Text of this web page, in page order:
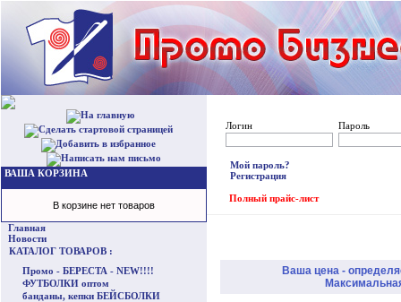
ВАША КОРЗИНА
В корзине нет товаров
Главная
Новости
КАТАЛОГ ТОВАРОВ :
Промо - БЕРЕСТА - NEW!!!!
ФУТБОЛКИ оптом
банданы, кепки БЕЙСБОЛКИ
Логин Пароль
Мой пароль?
Регистрация
Полный прайс-лист
Ваша цена -